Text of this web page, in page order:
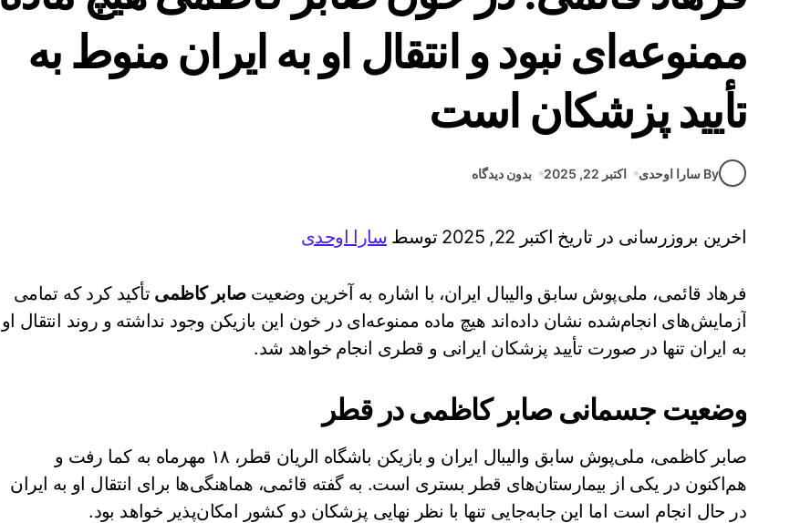
ممنوعه‌ای نبود و انتقال او به ایران منوط به
تأیید پزشکان است
By سارا اوحدی اکتبر 22, 2025 بدون دیدگاه
اخرین بروزرسانی در تاریخ اکتبر 22, 2025 توسط سارا اوحدی
فرهاد قائمی، ملی‌پوش سابق والیبال ایران، با اشاره به آخرین وضعیتصابر کاظمی تأکید کرد که تمامی
آزمایش‌های انجام‌شده نشان داده‌اند هیچ ماده ممنوعه‌ای در خون این بازیکن وجود نداشته و روند انتقال او
به ایران تنها در صورت تأیید پزشکان ایرانی و قطری انجام خواهد شد.
وضعیت جسمانی صابر کاظمی در قطر
صابر کاظمی، ملی‌پوش سابق والیبال ایران و بازیکن باشگاه الریان قطر، ۱۸ مهرماه به کما رفت و
هم‌اکنون در یکی از بیمارستان‌های قطر بستری است. به گفته قائمی، هماهنگی‌ها برای انتقال او به ایران
در حال انجام است اما این جابه‌جایی تنها با نظر نهایی پزشکان دو کشور امکان‌پذیر خواهد بود.